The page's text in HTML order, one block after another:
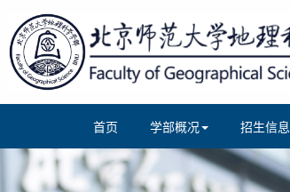
首页 学部概况 招生信息